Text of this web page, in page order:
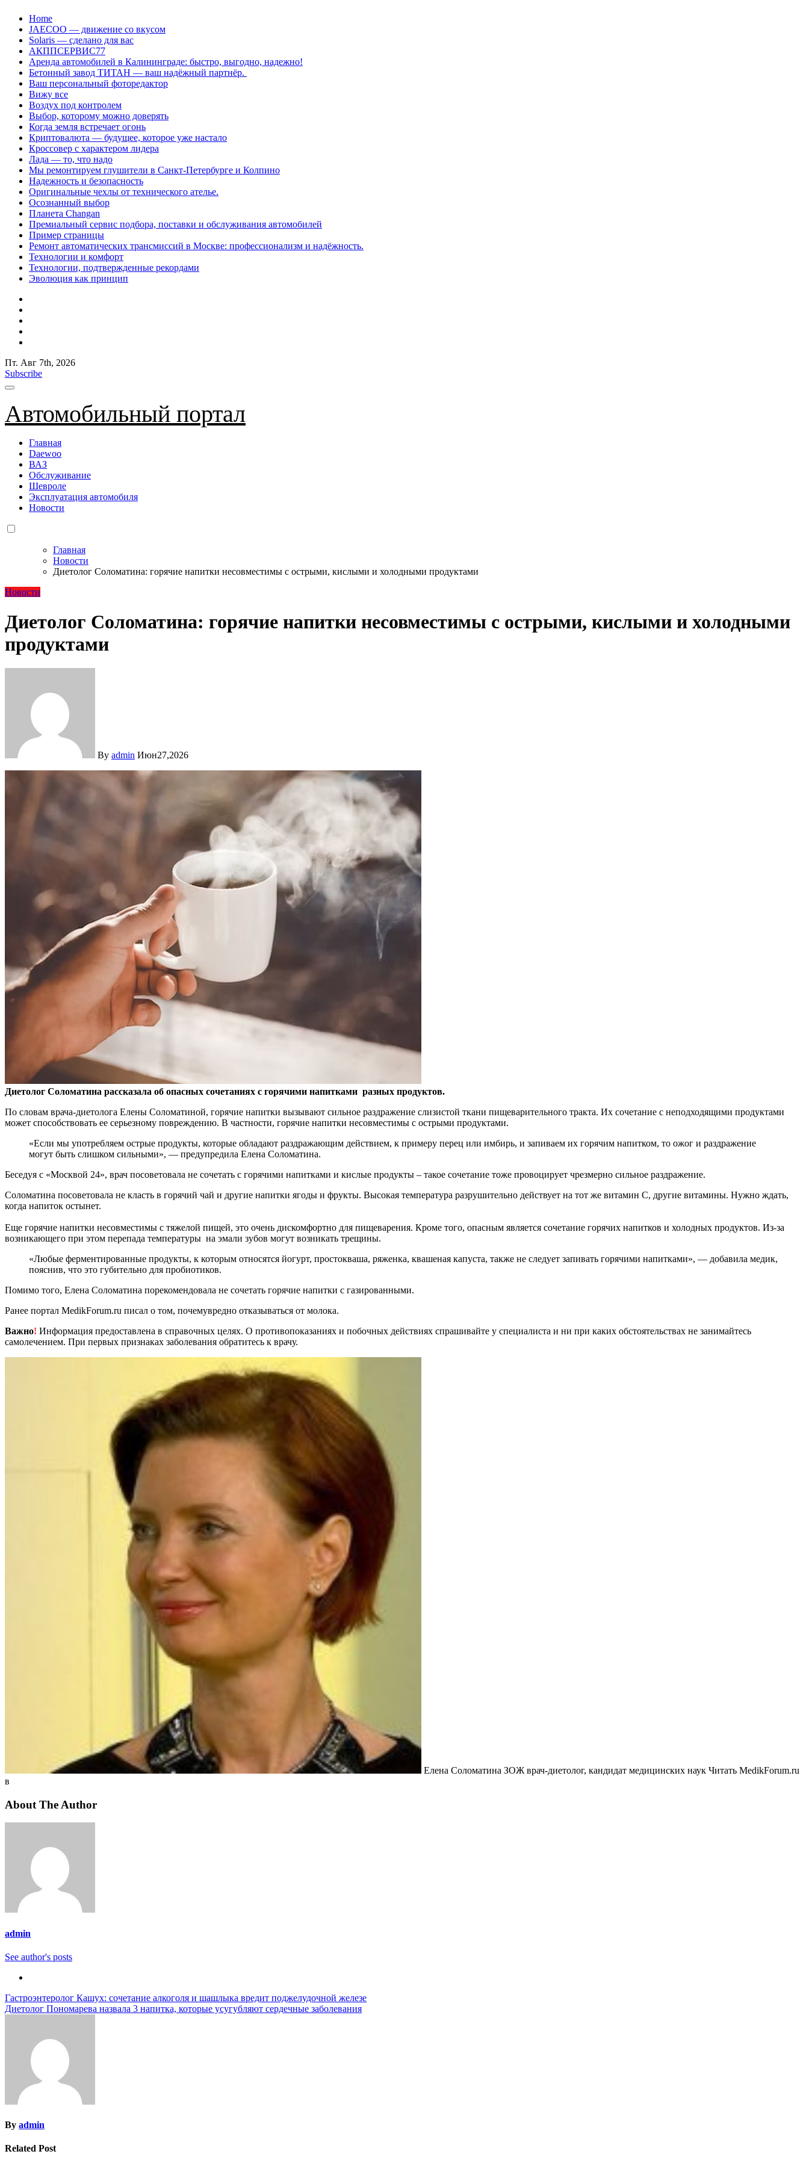
Перейти
содержанию
Home
JAECOO — движение со вкусом
Solaris — сделано для вас
АКППСЕРВИС77
Аренда автомобилей в Калининграде: быстро, выгодно, надежно!
Бетонный завод ТИТАН — ваш надёжный партнёр.
Ваш персональный фоторедактор
Вижу все
Воздух под контролем
Выбор, которому можно доверять
Когда земля встречает огонь
Криптовалюта — будущее, которое уже настало
Кроссовер с характером лидера
Лада — то, что надо
Мы ремонтируем глушители в Санкт-Петербурге и Колпино
Надежность и безопасность
Оригинальные чехлы от технического ателье.
Осознанный выбор
Планета Changan
Премиальный сервис подбора, поставки и обслуживания автомобилей
Пример страницы
Ремонт автоматических трансмиссий в Москве: профессионализм и надёжность.
Технологии и комфорт
Технологии, подтвержденные рекордами
Эволюция как принцип
Пт. Авг 7th, 2026
Subscribe
Автомобильный портал
Главная
Daewoo
ВАЗ
Обслуживание
Шевроле
Эксплуатация автомобиля
Новости
Главная
Новости
Диетолог Соломатина: горячие напитки несовместимы с острыми, кислыми и холодными продуктами
Новости
Диетолог Соломатина: горячие напитки несовместимы с острыми, кислыми и холодными
продуктами
By admin Июн27,2026
Диетолог Соломатина рассказала об опасных сочетаниях с горячими напитками разных продуктов.
По словам врача-диетолога Елены Соломатиной, горячие напитки вызывают сильное раздражение слизистой ткани пищеварительного тракта. Их сочетание с неподходящими продуктами
может способствовать ее серьезному повреждению. В частности, горячие напитки несовместимы с острыми продуктами.
«Если мы употребляем острые продукты, которые обладают раздражающим действием, к примеру перец или имбирь, и запиваем их горячим напитком, то ожог и раздражение
могут быть слишком сильными», — предупредила Елена Соломатина.
Беседуя с «Москвой 24», врач посоветовала не сочетать с горячими напитками и кислые продукты – такое сочетание тоже провоцирует чрезмерно сильное раздражение.
Соломатина посоветовала не класть в горячий чай и другие напитки ягоды и фрукты. Высокая температура разрушительно действует на тот же витамин С, другие витамины. Нужно ждать,
когда напиток остынет.
Еще горячие напитки несовместимы с тяжелой пищей, это очень дискомфортно для пищеварения. Кроме того, опасным является сочетание горячих напитков и холодных продуктов. Из-за
возникающего при этом перепада температуры на эмали зубов могут возникать трещины.
«Любые ферментированные продукты, к которым относятся йогурт, простокваша, ряженка, квашеная капуста, также не следует запивать горячими напитками», — добавила медик,
пояснив, что это губительно для пробиотиков.
Помимо того, Елена Соломатина порекомендовала не сочетать горячие напитки с газированными.
Ранее портал MedikForum.ru писал о том, почемувредно отказываться от молока.
Важно! Информация предоставлена в справочных целях. О противопоказаниях и побочных действиях спрашивайте у специалиста и ни при каких обстоятельствах не занимайтесь
самолечением. При первых признаках заболевания обратитесь к врачу.
Елена Соломатина ЗОЖ врач-диетолог, кандидат медицинских наук Читать MedikForum.ru
в
About The Author
admin
See author's posts
Навигация
по
Гастроэнтеролог Кашух: сочетание алкоголя и шашлыка вредит поджелудочной железе
Диетолог Пономарева назвала 3 напитка, которые усугубляют сердечные заболевания
By admin
Related Post